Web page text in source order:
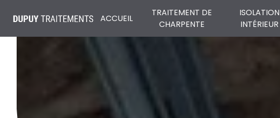
ACCUEIL
TRAITEMENT DE
CHARPENTE
ISOLATION
INTÉRIEUR